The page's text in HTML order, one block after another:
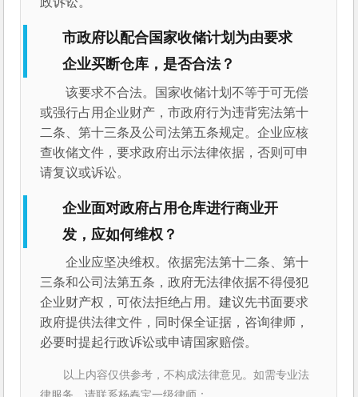
市政府以配合国家收储计划为由要求
企业买断仓库，是否合法？
该要求不合法。国家收储计划不等于可无偿
或强行占用企业财产，市政府行为违背宪法第十
二条、第十三条及公司法第五条规定。企业应核
查收储文件，要求政府出示法律依据，否则可申
请复议或诉讼。
企业面对政府占用仓库进行商业开
发，应如何维权？
企业应坚决维权。依据宪法第十二条、第十
三条和公司法第五条，政府无法律依据不得侵犯
企业财产权，可依法拒绝占用。建议先书面要求
政府提供法律文件，同时保全证据，咨询律师，
必要时提起行政诉讼或申请国家赔偿。
以上内容仅供参考，不构成法律意见。如需专业法